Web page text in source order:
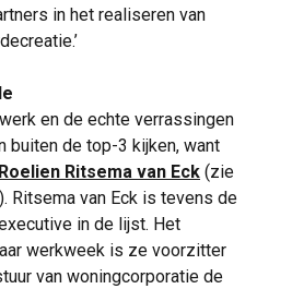
bedrijfseconomie
in de financiële sector.
bij IRIS, het
van
en werkte vervolgens
vervulde zij
topfuncties bij
Lloyd en Achmea, waar zij
als Achmea, PGGM,
in het realiseren van
en de echte verrassingen
buiten de top-3 kijken, want
Roelien Ritsema van Eck (zie
Ritsema van Eck is tevens de
in de lijst. Het
werkweek is ze voorzitter
van woningcorporatie de